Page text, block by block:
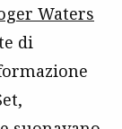
Waters
di